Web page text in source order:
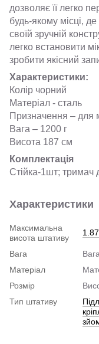
дозволяє її легко
будь-якому місці,
своїй зручній
легко встановити
зробити якісний
Характеристики:
Колір чорний
Матеріал - сталь
Призначення – для
Вага – 1200 г
Висота 187 см
Комплектація
Стійка-1шт; тримач
Характеристики
Максимальна
висота штативу
Вага
Матеріал
Розмір
Тип штативу